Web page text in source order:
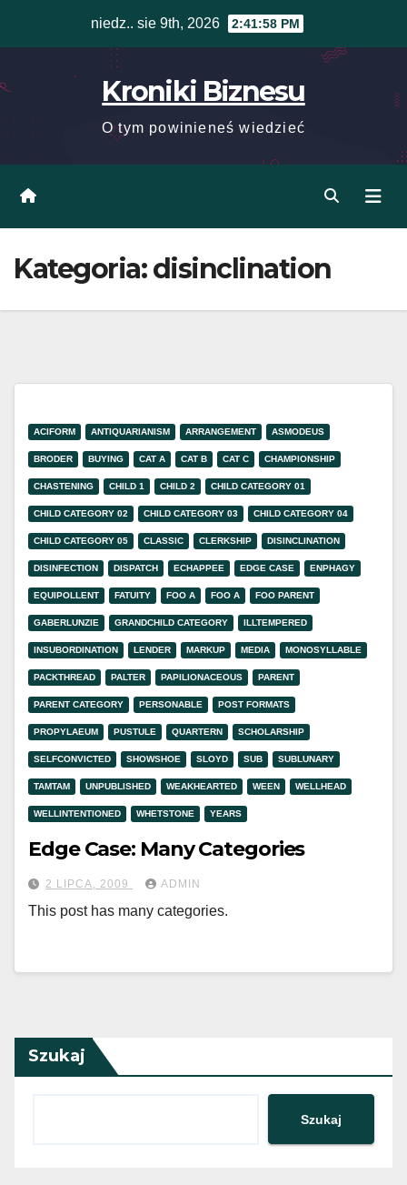
niedz.. sie 9th, 2026 2:41:58 PM
Kroniki Biznesu
O tym powinieneś wiedzieć
Kategoria:disinclination
ACIFORM ANTIQUARIANISM ARRANGEMENT ASMODEUS
BRODER BUYING CAT A CAT B CAT C CHAMPIONSHIP
CHASTENING CHILD 1 CHILD 2 CHILD CATEGORY 01
CHILD CATEGORY 02 CHILD CATEGORY 03 CHILD CATEGORY 04
CHILD CATEGORY 05 CLASSIC CLERKSHIP DISINCLINATION
DISINFECTION DISPATCH ECHAPPEE EDGE CASE ENPHAGY
EQUIPOLLENT FATUITY FOO A FOO A FOO PARENT
GABERLUNZIE GRANDCHILD CATEGORY ILLTEMPERED
INSUBORDINATION LENDER MARKUP MEDIA MONOSYLLABLE
PACKTHREAD PALTER PAPILIONACEOUS PARENT
PARENT CATEGORY PERSONABLE POST FORMATS
PROPYLAEUM PUSTULE QUARTERN SCHOLARSHIP
SELFCONVICTED SHOWSHOE SLOYD SUB SUBLUNARY
TAMTAM UNPUBLISHED WEAKHEARTED WEEN WELLHEAD
WELLINTENTIONED WHETSTONE YEARS
Edge Case: Many Categories
2 LIPCA, 2009 ADMIN
This post has many categories.
Szukaj
Szukaj